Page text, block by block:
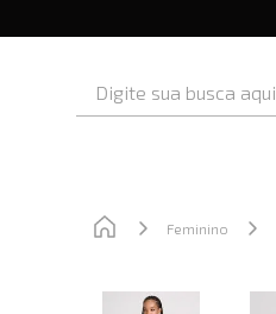
Feminino